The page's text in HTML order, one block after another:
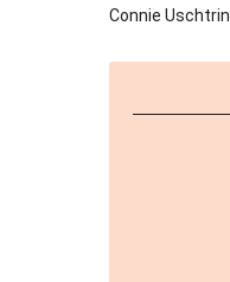
Connie Uschtrin